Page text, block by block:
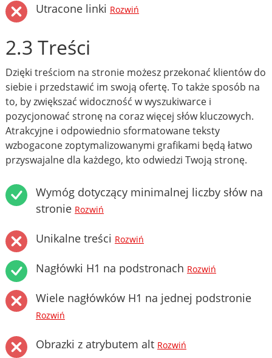
Utracone linki Rozwiń
2.3 Treści
Dzięki treściom na stronie możesz przekonać klientów do
siebie i przedstawić im swoją ofertę. To także sposób na
to, by zwiększać widoczność w wyszukiwarce i
pozycjonować stronę na coraz więcej słów kluczowych.
Atrakcyjne i odpowiednio sformatowane teksty
wzbogacone zoptymalizowanymi grafikami będą łatwo
przyswajalne dla każdego, kto odwiedzi Twoją stronę.
Wymóg dotyczący minimalnej liczby słów na
stronie Rozwiń
Unikalne treści Rozwiń
Nagłówki H1 na podstronach Rozwiń
Wiele nagłówków H1 na jednej podstronie
Rozwiń
Obrazki z atrybutem alt Rozwiń